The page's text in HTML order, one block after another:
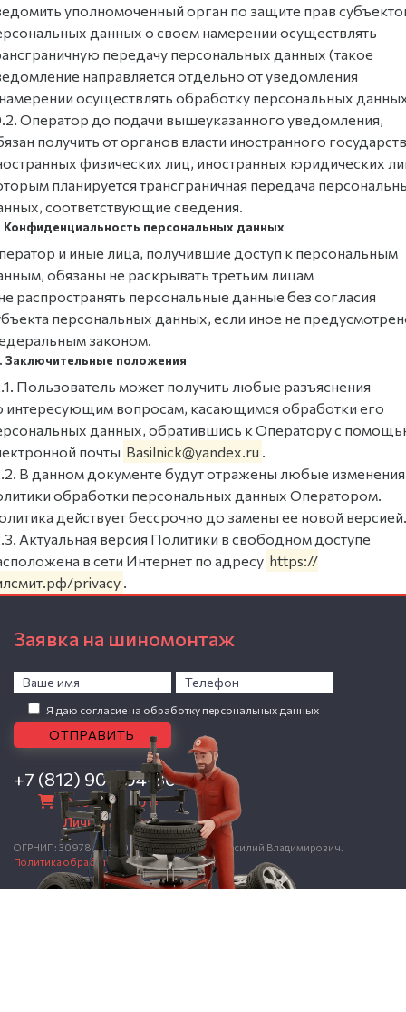
уполномоченный орган по защите прав
данных о своем намерении осуществлять
передачу персональных данных (такое
направляется отдельно от уведомления
осуществлять обработку персональных
Оператор до подачи вышеуказанного уведомления,
получить от органов власти иностранного
физических лиц, иностранных юридических
планируется трансграничная передача
соответствующие сведения.
Конфиденциальность персональных данных
и иные лица, получившие доступ к персональным
обязаны не раскрывать третьим лицам
распространять персональные данные без согласия
персональных данных, если иное не
законом.
Заключительные положения
Пользователь может получить любые разъяснения
интересующим вопросам, касающимся обработки его
данных, обратившись к Оператору с
почты Basilnick@yandex.ru
В данном документе будут отражены любые изменения
обработки персональных данных Оператором.
действует бессрочно до замены ее новой версией.
Актуальная версия Политики в свободном доступе
в сети Интернет по адресу https://
privacy
Заявка на шиномонтаж
Я даю согласие на обработку персональных данных
+7 (812) 907-04-86
0 товаров -0Р
Личный кабинет
ОГРНИП: 309784723800912, ИП Николаев Василий Владимирович.
Политика обработки персональных данных